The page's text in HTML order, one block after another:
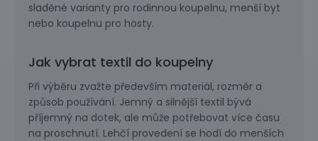
sladěné varianty pro rodinnou koupelnu, menší byt
nebo koupelnu pro hosty.
Jak vybrat textil do koupelny
Při výběru zvažte především materiál, rozměr a
způsob používání. Jemný a silnější textil bývá
příjemný na dotek, ale může potřebovat více času
na proschnutí. Lehčí provedení se hodí do menších